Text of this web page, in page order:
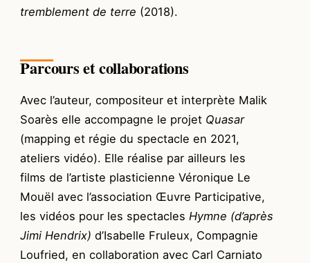
tremblement de terre (2018).
Parcours et collaborations
Avec l’auteur, compositeur et interprète Malik
Soarès elle accompagne le projet Quasar
(mapping et régie du spectacle en 2021,
ateliers vidéo). Elle réalise par ailleurs les
films de l’artiste plasticienne Véronique Le
Mouël avec l’association Œuvre Participative,
les vidéos pour les spectaclesHymne (d’après
Jimi Hendrix) d’Isabelle Fruleux, Compagnie
Loufried, en collaboration avec Carl Carniato